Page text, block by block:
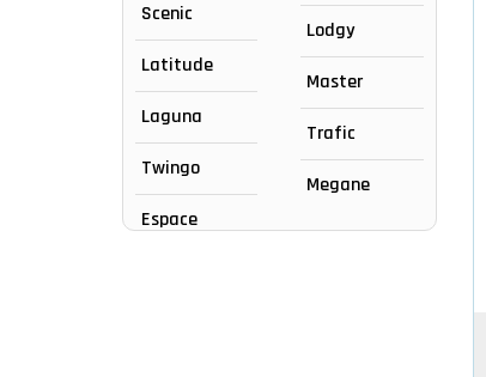
Scenic
Latitude
Laguna
Twingo
Espace
Lodgy
Master
Trafic
Megane